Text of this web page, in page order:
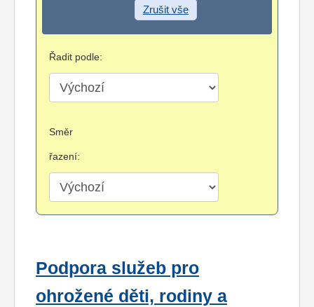
Zrušit vše
Řadit podle:
Směr
řazení:
Podpora služeb pro
ohrožené děti, rodiny a